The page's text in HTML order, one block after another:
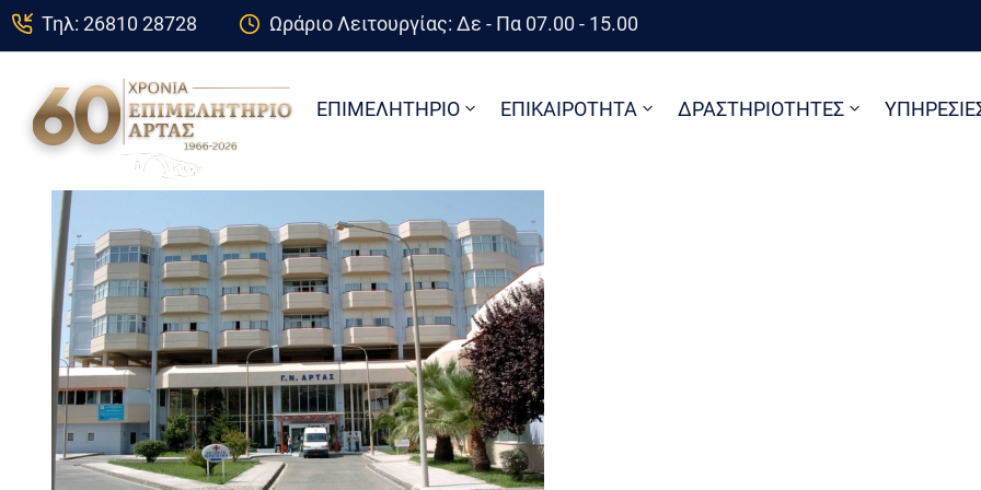
Τηλ: 26810 28728 Ωράριο Λειτουργίας: Δε - Πα 07.00 - 15.00
ΕΠΙΜΕΛΗΤΗΡΙΟ ΕΠΙΚΑΙΡΟΤΗΤΑ ΔΡΑΣΤΗΡΙΟΤΗΤΕΣ